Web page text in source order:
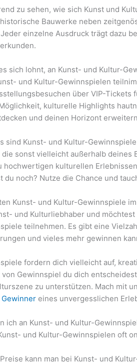
zu sehen, wie sich Kunst und
Bauwerke neben
einzelne Ausdruck trägt dazu
sich lohnt, an Kunst- und Kultur-
und Kultur-Gewinnspielen
über VIP-
kulturelle Highlights
und deinen Horizont
sind Kunst- und Kultur-
sonst vielleicht außerhalb deines
hochwertigen kulturellen
du noch? Nutze die Chance und
Kunst- und Kultur-Gewinnspiele
und Kulturliebhaber und
teilnehmen. Es gibt eine
und vieles mehr gewinnen
fordern dich vielleicht auf,
Gewinnspiel du dich
zu unterstützen. Mach mit
eines unvergesslichen
ich an Kunst- und Kultur-
und Kultur-Gewinnspielen oft
kann man bei Kunst- und